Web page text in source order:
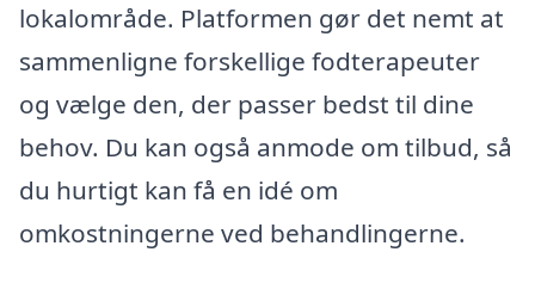
lokalområde. Platformen gør det nemt at
sammenligne forskellige fodterapeuter
og vælge den, der passer bedst til dine
behov. Du kan også anmode om tilbud, så
du hurtigt kan få en idé om
omkostningerne ved behandlingerne.